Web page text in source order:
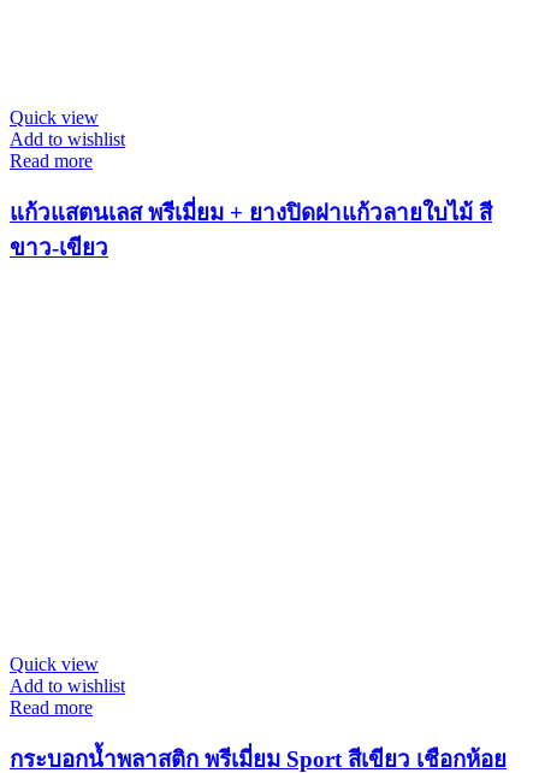
Quick view
Add to wishlist
Read more
แก้วแสตนเลส พรีเมี่ยม + ยางปิดฝาแก้วลายใบไม้ สี
ขาว-เขียว
Quick view
Add to wishlist
Read more
กระบอกน้ำพลาสติก พรีเมี่ยม Sport สีเขียว เชือกห้อย